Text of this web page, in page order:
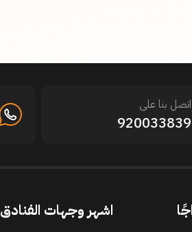
اتصل بنا على
920033839
اشهر وجهات الفنادق